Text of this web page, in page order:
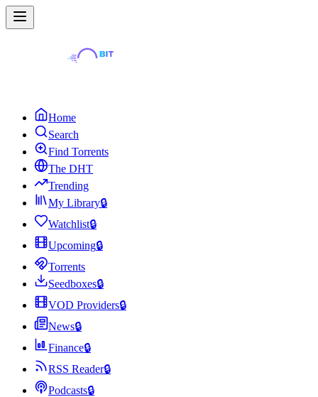
Home
Search
Find Torrents
The DHT
Trending
My Library🔒
Watchlist🔒
Upcoming🔒
Torrents
Seedboxes🔒
VOD Providers🔒
News🔒
Finance🔒
RSS Reader🔒
Podcasts🔒